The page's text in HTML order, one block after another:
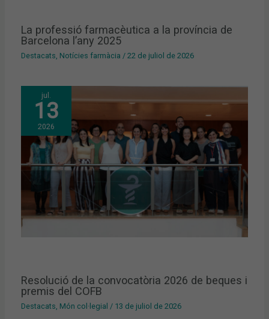
La professió farmacèutica a la província de
Barcelona l’any 2025
Destacats, Notícies farmàcia /22 de juliol de 2026
jul.
13
2026
Resolució de la convocatòria 2026 de beques i
premis del COFB
Destacats Món col·legial / 13 de juliol de 2026